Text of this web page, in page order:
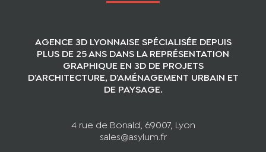
AGENCE 3D LYONNAISE SPÉCIALISÉE DEPUIS
PLUS DE 25 ANS DANS LA REPRÉSENTATION
GRAPHIQUE EN 3D DE PROJETS
D’ARCHITECTURE, D’AMÉNAGEMENT URBAIN ET
DE PAYSAGE.
4 rue de Bonald, 69007, Lyon
sales@asylum.fr